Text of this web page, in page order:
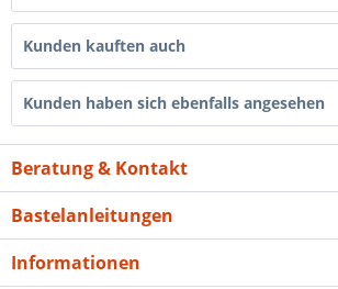
Kunden kauften auch
Kunden haben sich ebenfalls angesehen
Beratung & Kontakt
Bastelanleitungen
Informationen